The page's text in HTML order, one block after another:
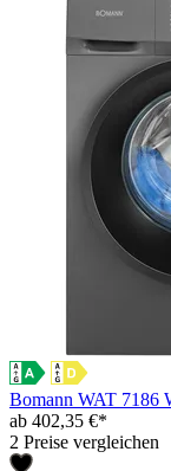
Bomann WAT 7186
ab 402,35 €*
2 Preise vergleichen